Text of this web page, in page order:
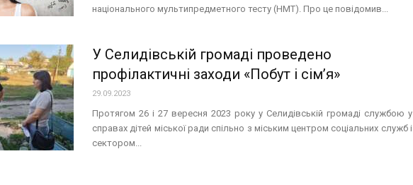
національного мультипредметного тесту (НМТ). Про це повідомив...
У Селидівській громаді проведено
профілактичні заходи «Побут і сім’я»
29.09.2023
Протягом 26 і 27 вересня 2023 року у Селидівській громаді службою у
справах дітей міської ради спільно з міським центром соціальних служб і
сектором...